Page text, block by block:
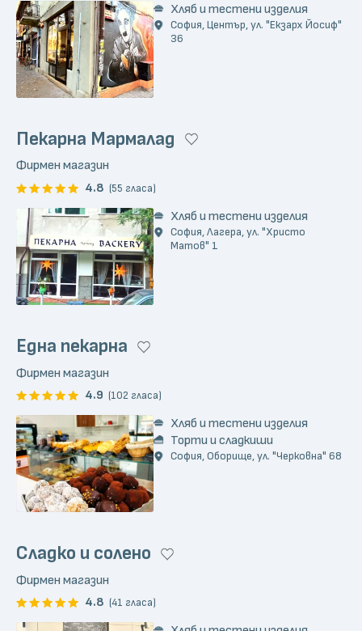
Хляб и тестени изделия
София, Център, ул. "Екзарх Йосиф"
36
Пекарна Мармалад
Фирмен магазин
4.8 (55 гласа)
Хляб и тестени изделия
София, Лагера, ул. "Христо
Матов" 1
Една пекарна
Фирмен магазин
4.9 (102 гласа)
Хляб и тестени изделия
Торти и сладкиши
София, Оборище, ул. "Черковна" 68
Сладко и солено
Фирмен магазин
4.8 (41 гласа)